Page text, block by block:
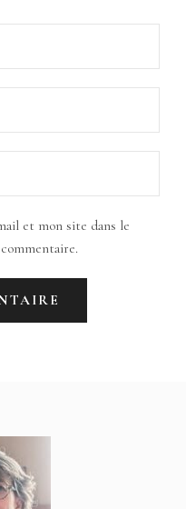
et mon site dans le